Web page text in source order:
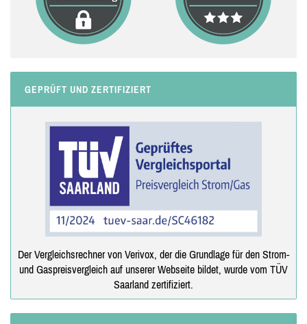
GEPRÜFT UND ZERTIFIZIERT
Der Vergleichsrechner von Verivox, der die Grundlage für den Strom-
und Gaspreisvergleich auf unserer Webseite bildet, wurde vom TÜV
Saarland zertifiziert.